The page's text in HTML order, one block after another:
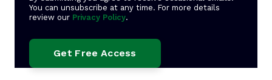
You can unsubscribe at any time. For more details
review our Privacy Policy.